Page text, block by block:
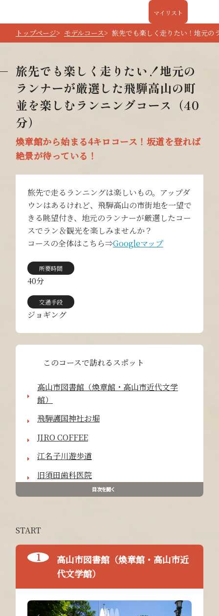
マイリスト
トップページ モデルコース 旅先でも楽しく走りたい！地元の
旅先でも楽しく走りたい！地元の
ランナーが厳選した飛騨高山の町
並を楽しむランニングコース（40
分）
煥章館から始まる4キロコース！坂道を登れば
絶景が待っている！
旅先で走るランニングは楽しいもの。アップダ
ウンはあるけれど、飛騨高山の市街地を一望で
きる眺望付き、地元のランナーが厳選したコー
スでラン＆観光を楽しみませんか？
コースの全体はこちら⇒Googleマップ
所要時間
40分
交通手段
ジョギング
このコースで訪れるスポット
高山市図書館（煥章館・高山市近代文学
館）
飛騨護国神社お堀
JIRO COFFEE
江名子川遊歩道
旧須田歯科医院
目次を開く
START
高山市図書館（煥章館・高山市近
代文学館）